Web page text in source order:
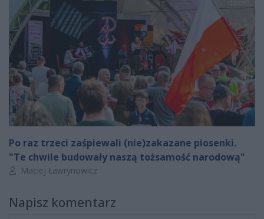
Po raz trzeci zaśpiewali (nie)zakazane piosenki.
"Te chwile budowały naszą tożsamość narodową"
Autor artykułu:
Maciej Ławrynowicz
Napisz komentarz